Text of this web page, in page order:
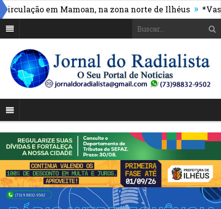
em Mamoan, na zona norte de Ilhéus » *Vasco